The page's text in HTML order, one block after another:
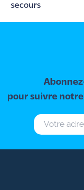
secours
pour suivre